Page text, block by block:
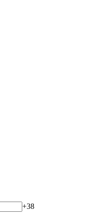
+38